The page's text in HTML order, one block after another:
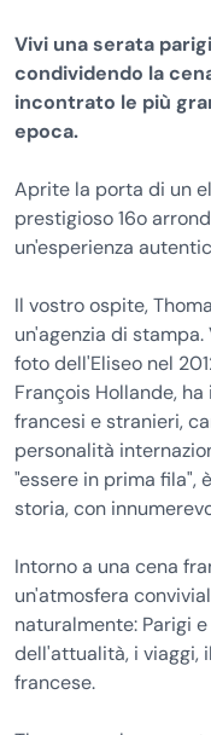
Vivi una serata
condividendo la
incontrato le più
epoca.
Aprite la porta di un
prestigioso 16o
un'esperienza
Il vostro ospite,
un'agenzia di
foto dell'Eliseo nel
François Hollande,
francesi e stranieri,
personalità
"essere in prima fila",
storia, con
Intorno a una cena
un'atmosfera
naturalmente: Parigi
dell'attualità, i viaggi,
francese.